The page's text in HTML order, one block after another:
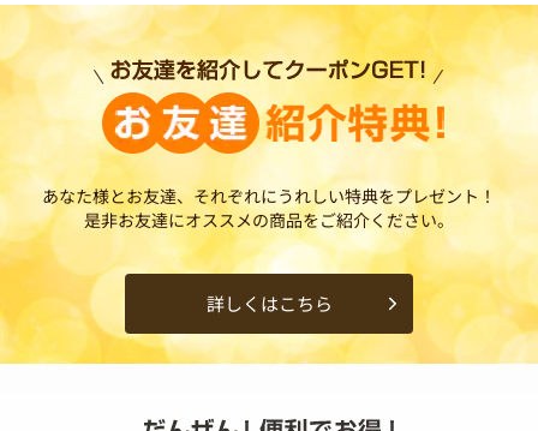
あなた様とお友達、それぞれにうれしい特典をプレゼント！
是非お友達にオススメの商品をご紹介ください。
詳しくはこちら